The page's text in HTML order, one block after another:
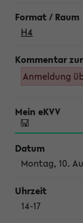
H4
Anmeldung
Montag, 10.
14-17